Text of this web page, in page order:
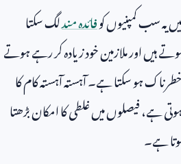
یہ سب کمپنیوں کوفائدہ مندلگ سکتا
اور ملازمین خود زیادہ کر رہے ہوتے
ہو سکتا ہے۔ آہستہ آہستہ کام کا
ہے، فیصلوں میں غلطی کا امکان بڑھتا
ہے۔